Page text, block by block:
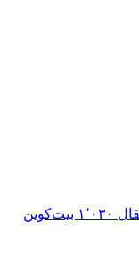
استراتژی حرکت بعدی بیت‌کوین را پس از انتقال ۱٬۰۳۰ بیت‌کوین